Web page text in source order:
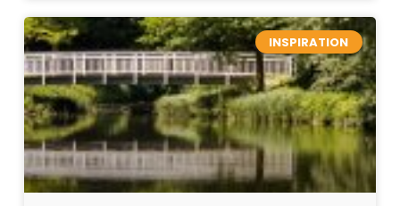
INSPIRATION